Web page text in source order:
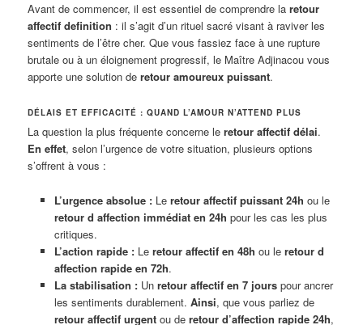
Avant de commencer, il est essentiel de comprendre laretour
affectif definition : il s’agit d’un rituel sacré visant à raviver les
sentiments de l’être cher. Que vous fassiez face à une rupture
brutale ou à un éloignement progressif, le Maître Adjinacou vous
apporte une solution deretour amoureux puissant.
DÉLAIS ET EFFICACITÉ : QUAND L’AMOUR N’ATTEND PLUS
La question la plus fréquente concerne leretour affectif délai.
En effet, selon l’urgence de votre situation, plusieurs options
s’offrent à vous :
L’urgence absolue :Le retour affectif puissant 24h ou le
retour d affection immédiat en 24h pour les cas les plus
critiques.
L’action rapide :Le retour affectif en 48h ou le retour d
affection rapide en 72h.
La stabilisation :Un retour affectif en 7 jourspour ancrer
les sentiments durablement. Ainsi, que vous parliez de
retour affectif urgentou de retour d’affection rapide 24h,